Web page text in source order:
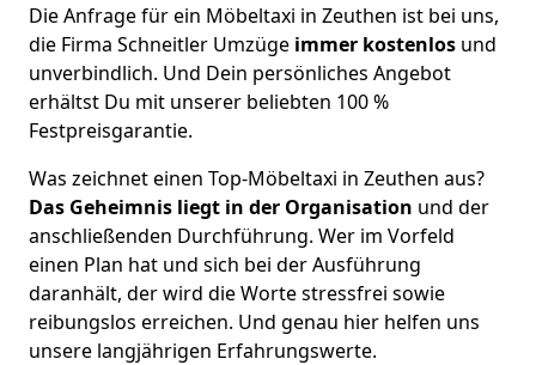
Die Anfrage für ein Möbeltaxi in Zeuthen ist bei uns,
die Firma Schneitler Umzüge immer kostenlos und
unverbindlich. Und Dein persönliches Angebot
erhältst Du mit unserer beliebten 100 %
Festpreisgarantie.
Was zeichnet einen Top-Möbeltaxi in Zeuthen aus?
Das Geheimnis liegt in der Organisation und der
anschließenden Durchführung. Wer im Vorfeld
einen Plan hat und sich bei der Ausführung
daranhält, der wird die Worte stressfrei sowie
reibungslos erreichen. Und genau hier helfen uns
unsere langjährigen Erfahrungswerte.